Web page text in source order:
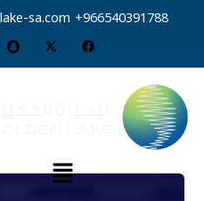
966540391788+
sa.com
القائمة